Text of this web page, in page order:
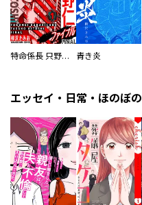
特命係長 只野仁ファイナル 愛蔵版 青き炎
エッセイ・日常・ほのぼの